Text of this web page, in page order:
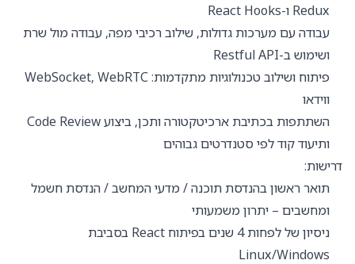
Redux ו-React Hooks
עבודה עם מערכות גדולות, שילוב רכיבי מפה, עבודה מול שרת
ושימוש ב-Restful API
פיתוח ושילוב טכנולוגיות מתקדמות: WebSocket, WebRTC
ווידאו
השתתפות בכתיבת ארכיטקטורה ותכן, ביצוע Code Review
ותיעוד קוד לפי סטנדרטים גבוהים
דרישות:
תואר ראשון בהנדסת תוכנה / מדעי המחשב / הנדסת חשמל
ומחשבים – יתרון משמעותי
ניסיון של לפחות 4 שנים בפיתוח React בסביבת
Linux/Windows